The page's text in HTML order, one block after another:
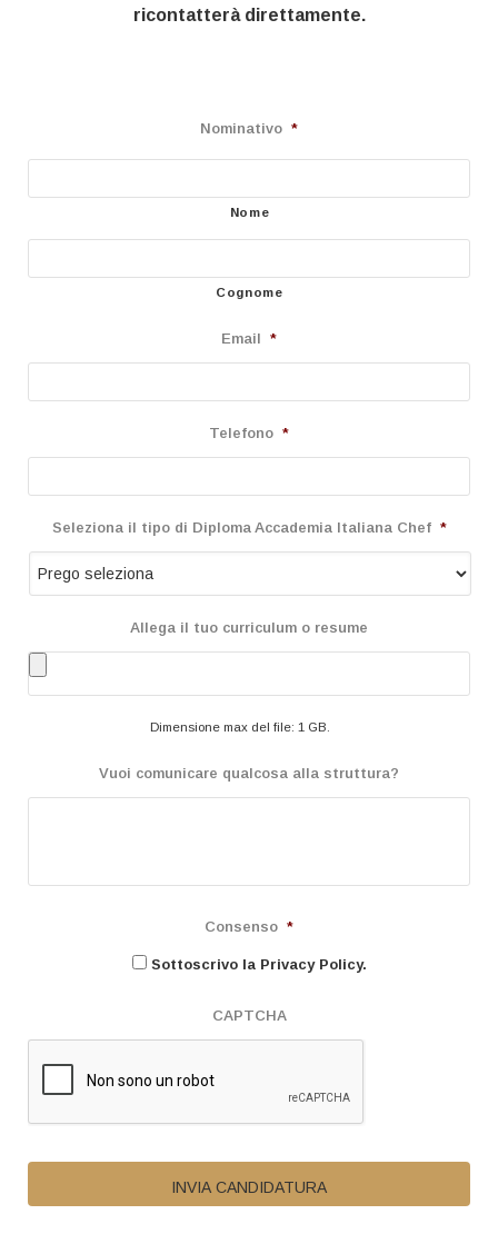
ricontatterà direttamente.
Nominativo *
Nome
Cognome
Email *
Telefono *
Seleziona il tipo di Diploma Accademia Italiana Chef *
Allega il tuo curriculum o resume
Dimensione max del file: 1 GB.
Vuoi comunicare qualcosa alla struttura?
Consenso *
Sottoscrivo la Privacy Policy.
CAPTCHA